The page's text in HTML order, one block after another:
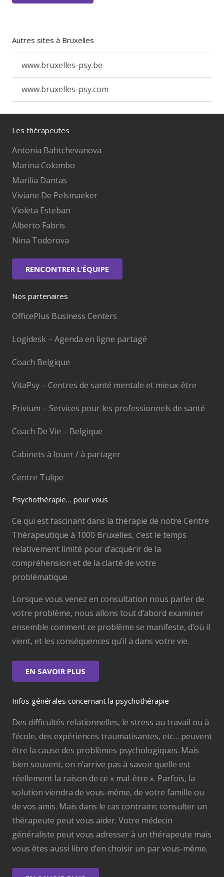
Autres sites à Bruxelles
www.bruxelles-psy.be
www.bruxelles-psy.com
Les thérapeutes
Antonia Bahtchevanova
Marina Colombo
Marilia Dantas
Viviane De Pelsmaeker
Violeta Esteban
Alberto Fabris
Nina Todorova
RENCONTRER L’ÉQUIPE
Nos partenaires
OfficePlus Business Centers
Logidesk – Agenda en ligne partagé
Coach Belgique
VitaPsy – Centres de santé mentale et mieux-être
Privium – Services pour les professionnels de santé
Coach De Vie – Belgique
Cabinets à louer / à partager
Centre Tulipe
Psychothérapie… pour vous
Ce qui est fascinant dans la thérapie de notre Centre
Thérapeutique à 1000 Bruxelles, c’est le temps
relativement limité pour d’acquérir de la
compréhension et de la clarté de votre
problématique.
Lorsque vous venez en consultation nous parler de
votre problème, nous allons tout d’abord examiner
ensemble comment ce problème se manifeste, d’où il
vient, et les conséquences qu’il a dans votre vie.
EN SAVOIR PLUS
Infos générales concernant la psychothérapie
Des difficultés relationnelles, le stress au travail ou à
l’école, des expériences traumatisantes, etc… peuvent
être la cause des problèmes psychologiques. Mais
bien souvent, on n’arrive pas à savoir quelle est
réellement la raison de ce « mal-être ». Parfois, la
solution viendra de vous-même, de votre famille ou
de vos amis. Mais dans le cas contraire; consulter un
thérapeute peut vous aider. Votre médecin
généraliste peut vous adresser à un thérapeute mais
vous êtes aussi libre d’en choisir un par vous-même.